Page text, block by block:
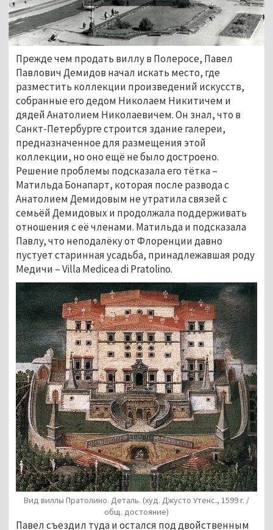
Прежде чем продать виллу в Полеросе, Павел
Павлович Демидов начал искать место, где
разместить коллекции произведений искусств,
собранные его дедом Николаем Никитичем и
дядей Анатолием Николаевичем. Он знал, что в
Санкт-Петербурге строится здание галереи,
предназначенное для размещения этой
коллекции, но оно ещё не было достроено.
Решение проблемы подсказала его тётка –
Матильда Бонапарт, которая после развода с
Анатолием Демидовым не утратила связей с
семьёй Демидовых и продолжала поддерживать
отношения с её членами. Матильда и подсказала
Павлу, что неподалёку от Флоренции давно
пустует старинная усадьба, принадлежавшая роду
Медичи – Villa Medicea di Pratolino.
Вид виллы Пратолино. Деталь. (худ. Джусто Утенс., 1599 г. /
общ. достояние)
Павел съездил туда и остался под двойственным